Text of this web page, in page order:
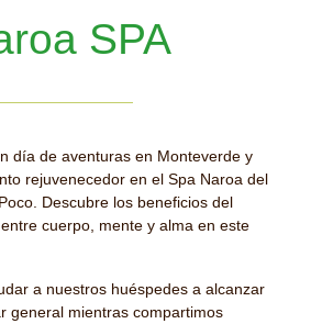
SPA
día de aventuras en Monteverde y
rejuvenecedor en el Spa Naroa del
Descubre los beneficios del
cuerpo, mente y alma en este
a nuestros huéspedes a alcanzar
general mientras compartimos